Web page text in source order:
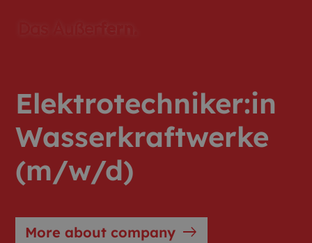
Elektrotechniker:in
Wasserkraftwerke
(m/w/d)
More about company east